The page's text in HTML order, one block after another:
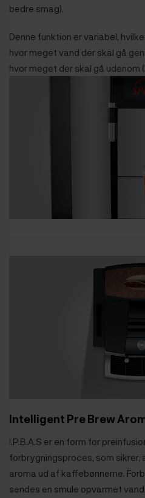
bedre smag).
Denne funktion er variabel,
hvor meget vand der skal gå
hvor meget der skal gå udenom
Intelligent Pre Brew
I.P.B.A.S er en form for
forbrygningsproces, som
aroma ud af kaffebønnerne.
sendes en smule opvarmet